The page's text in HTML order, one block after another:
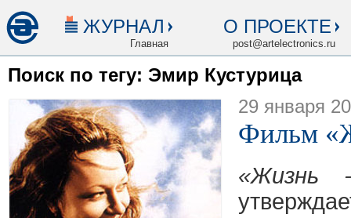
ЖУРНАЛ
Главная
О ПРОЕКТЕ
post@artelectronics.ru
Поиск по тегу: Эмир Кустурица
29 января
Фильм
«Жизнь